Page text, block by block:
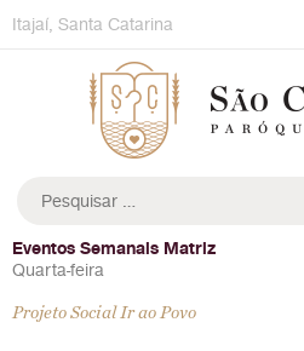
toItajaí, Santa Catarina
por:
Eventos Semanais Matriz
Quarta-feira
Projeto Social Ir ao Povo